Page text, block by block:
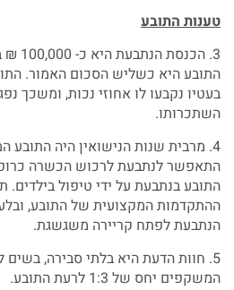
טענות התובע
3.
התובע היא כשליש הסכום האמור.
בעטיו נקבעו לו אחוזי נכות, ומשכך
השתכרותו.
4. מרבית שנות הנישואין היה התובע
התאפשר לנתבעת לרכוש הכשרה
התובע בנתבעת על ידי טיפול בילדים.
ההתקדמות המקצועית של התובע,
הנתבעת לפתח קריירה משגשגת.
5. חוות הדעת היא בלתי סבירה,
המשקפים יחס של 1:3 לרעת התובע.